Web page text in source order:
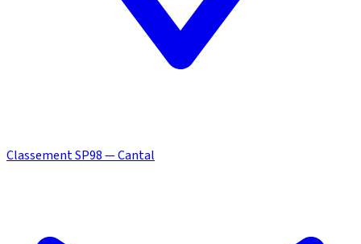
Classement SP98 — Cantal